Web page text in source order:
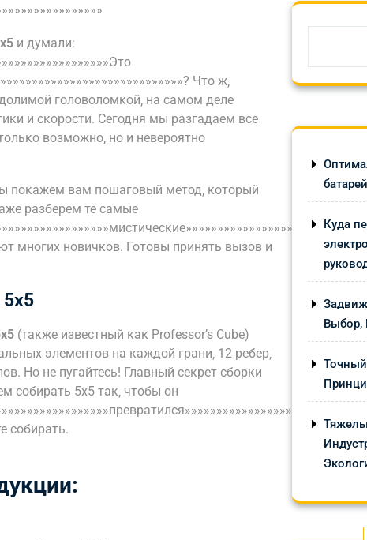
и думали:
Что ж‚
головоломкой‚ на самом деле
и скорости. Сегодня мы разгадаем все
возможно‚ но и невероятно
покажем вам пошаговый метод‚ который
разберем те самые
многих новичков. Готовы принять вызов и
(также известный как Professor’s Cube)
элементов на каждой грани‚ 12 ребер‚
Но не пугайтесь! Главный секрет сборки
собирать 5х5 так‚ чтобы он
собирать.
Куда
Выбор,
Точный